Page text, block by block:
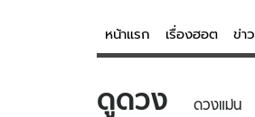
หน้าแรก เรื่องฮอต ข่าว
ข่าว
ดูดวง ดวงแม่น